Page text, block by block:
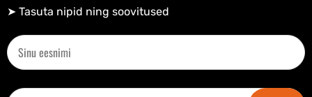
➤ Tasuta nipid ning soovitused​